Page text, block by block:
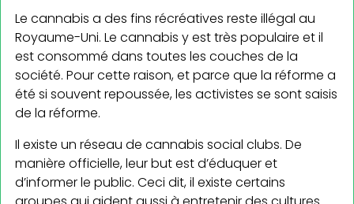
Le cannabis a des fins récréatives reste illégal au
Royaume-Uni. Le cannabis y est très populaire et il
est consommé dans toutes les couches de la
société. Pour cette raison, et parce que la réforme a
été si souvent repoussée, les activistes se sont saisis
de la réforme.
Il existe un réseau de cannabis social clubs. De
manière officielle, leur but est d’éduquer et
d’informer le public. Ceci dit, il existe certains